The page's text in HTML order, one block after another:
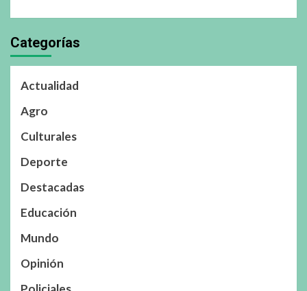
Categorías
Actualidad
Agro
Culturales
Deporte
Destacadas
Educación
Mundo
Opinión